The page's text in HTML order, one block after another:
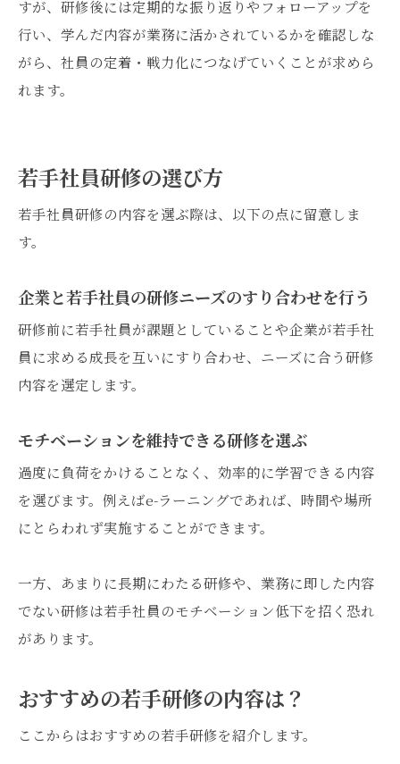
すが、研修後には定期的な振り返りやフォローアップを
行い、学んだ内容が業務に活かされているかを確認しな
がら、社員の定着・戦力化につなげていくことが求めら
れます。
若手社員研修の選び方
若手社員研修の内容を選ぶ際は、以下の点に留意しま
す。
企業と若手社員の研修ニーズのすり合わせを行う
研修前に若手社員が課題としていることや企業が若手社
員に求める成長を互いにすり合わせ、ニーズに合う研修
内容を選定します。
モチベーションを維持できる研修を選ぶ
過度に負荷をかけることなく、効率的に学習できる内容
を選びます。例えばe-ラーニングであれば、時間や場所
にとらわれず実施することができます。
一方、あまりに長期にわたる研修や、業務に即した内容
でない研修は若手社員のモチベーション低下を招く恐れ
があります。
おすすめの若手研修の内容は？
ここからはおすすめの若手研修を紹介します。